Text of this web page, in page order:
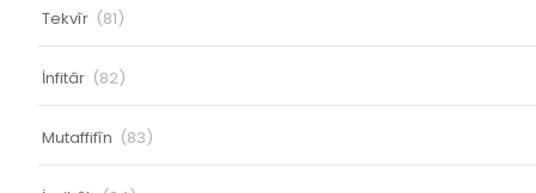
Tekvîr (81)
İnfitâr (82)
Mutaffifîn (83)